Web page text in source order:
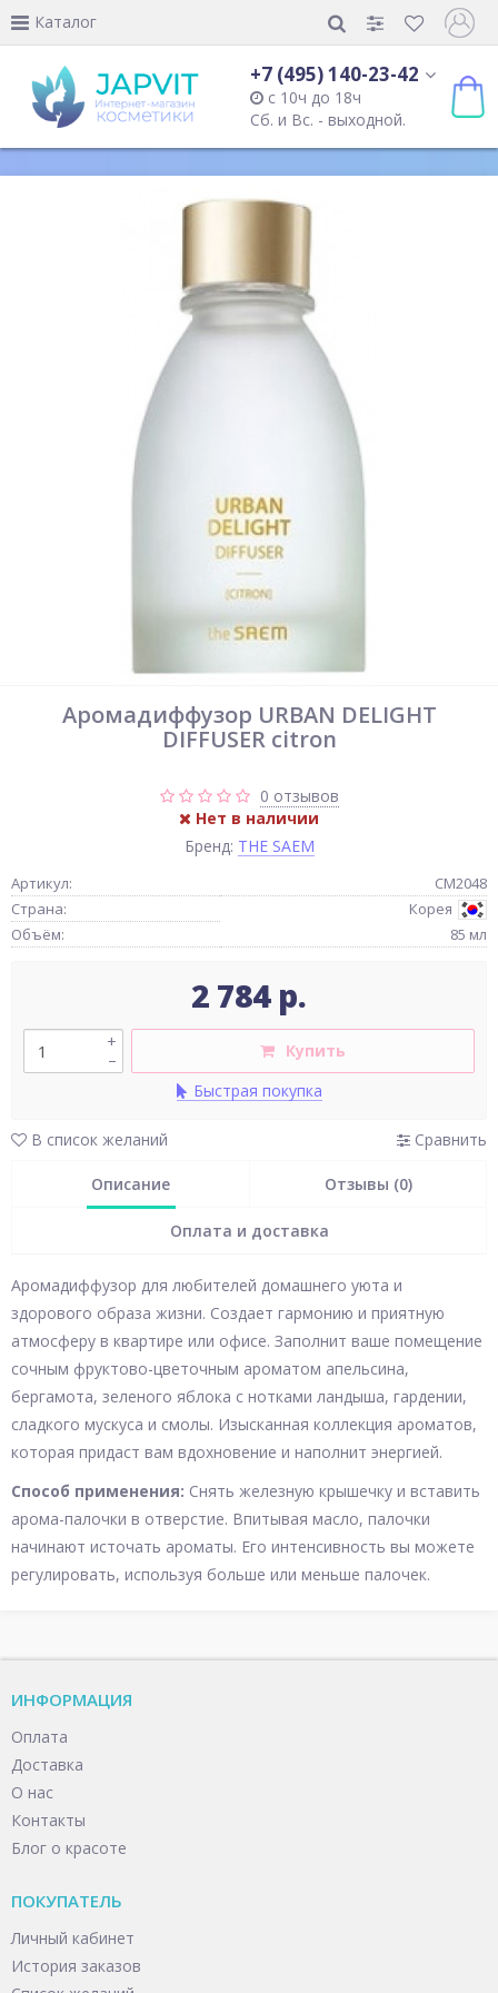
Каталог
+7 (495) 140-23-42
с 10ч до 18ч
Сб. и Вс. - выходной.
Аромадиффузор URBAN DELIGHT
DIFFUSER citron
0 отзывов
Нет в наличии
Бренд: THE SAEM
Артикул:
СМ2048
Страна:
Корея
Объём:
85 мл
2 784 р.
–
+
Купить
Быстрая покупка
В список желаний Сравнить
Описание Отзывы (0)
Оплата и доставка
Аромадиффузор для любителей домашнего уюта и
здорового образа жизни. Создает гармонию и приятную
атмосферу в квартире или офисе. Заполнит ваше помещение
сочным фруктово-цветочным ароматом апельсина,
бергамота, зеленого яблока с нотками ландыша, гардении,
сладкого мускуса и смолы. Изысканная коллекция ароматов,
которая придаст вам вдохновение и наполнит энергией.
Способ применения: Снять железную крышечку и вставить
арома-палочки в отверстие. Впитывая масло, палочки
начинают источать ароматы. Его интенсивность вы можете
регулировать, используя больше или меньше палочек.
ИНФОРМАЦИЯ
Оплата
Доставка
О нас
Контакты
Блог о красоте
ПОКУПАТЕЛЬ
Личный кабинет
История заказов